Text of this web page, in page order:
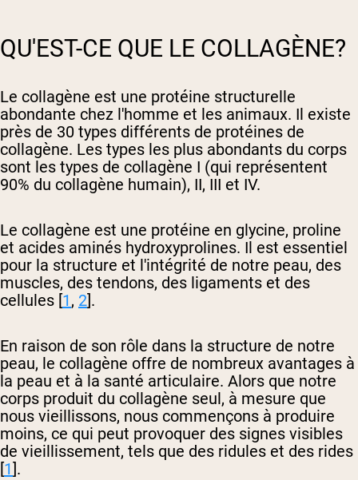
QU'EST-CE QUE LE COLLAGÈNE?
Le collagène est une protéine structurelle
abondante chez l'homme et les animaux. Il existe
près de 30 types différents de protéines de
collagène. Les types les plus abondants du corps
sont les types de collagène I (qui représentent
90% du collagène humain), II, III et IV.
Le collagène est une protéine en glycine, proline
et acides aminés hydroxyprolines. Il est essentiel
pour la structure et l'intégrité de notre peau, des
muscles, des tendons, des ligaments et des
cellules [1, 2].
En raison de son rôle dans la structure de notre
peau, le collagène offre de nombreux avantages à
la peau et à la santé articulaire. Alors que notre
corps produit du collagène seul, à mesure que
nous vieillissons, nous commençons à produire
moins, ce qui peut provoquer des signes visibles
de vieillissement, tels que des ridules et des rides
[1].